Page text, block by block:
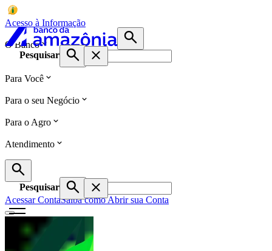
Acesso à Informação
O Banco
Pesquisar
Para Você
Para o seu Negócio
Para o Agro
Atendimento
Pesquisar
Acessar ContaSaiba como Abrir sua Conta